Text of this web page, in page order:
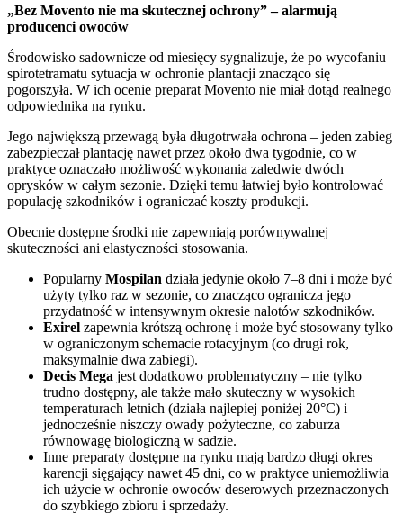
„Bez Movento nie ma skutecznej ochrony” – alarmują
producenci owoców
Środowisko sadownicze od miesięcy sygnalizuje, że po wycofaniu
spirotetramatu sytuacja w ochronie plantacji znacząco się
pogorszyła. W ich ocenie preparat Movento nie miał dotąd realnego
odpowiednika na rynku.
Jego największą przewagą była długotrwała ochrona – jeden zabieg
zabezpieczał plantację nawet przez około dwa tygodnie, co w
praktyce oznaczało możliwość wykonania zaledwie dwóch
oprysków w całym sezonie. Dzięki temu łatwiej było kontrolować
populację szkodników i ograniczać koszty produkcji.
Obecnie dostępne środki nie zapewniają porównywalnej
skuteczności ani elastyczności stosowania.
Popularny Mospilan działa jedynie około 7–8 dni i może być
użyty tylko raz w sezonie, co znacząco ogranicza jego
przydatność w intensywnym okresie nalotów szkodników.
Exirel zapewnia krótszą ochronę i może być stosowany tylko
w ograniczonym schemacie rotacyjnym (co drugi rok,
maksymalnie dwa zabiegi).
Decis Mega jest dodatkowo problematyczny – nie tylko
trudno dostępny, ale także mało skuteczny w wysokich
temperaturach letnich (działa najlepiej poniżej 20°C) i
jednocześnie niszczy owady pożyteczne, co zaburza
równowagę biologiczną w sadzie.
Inne preparaty dostępne na rynku mają bardzo długi okres
karencji sięgający nawet 45 dni, co w praktyce uniemożliwia
ich użycie w ochronie owoców deserowych przeznaczonych
do szybkiego zbioru i sprzedaży.